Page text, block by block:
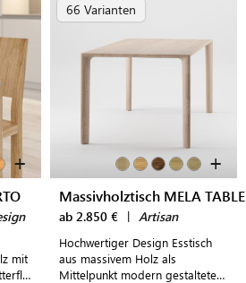
+
mit
66 Varianten
+
Massivholztisch MELA TABLE
ab 2.850 € | Artisan
Hochwertiger Design Esstisch
aus massivem Holz als
Mittelpunkt modern gestalteter